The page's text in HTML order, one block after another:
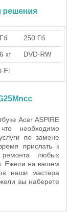
решения
250 Гб
кг DVD-RW
Fi
Acer ASPIRE
необходимо
по замене
прислать к
ремонта любых
Ежели на вашем
наши мастера
вы наберете